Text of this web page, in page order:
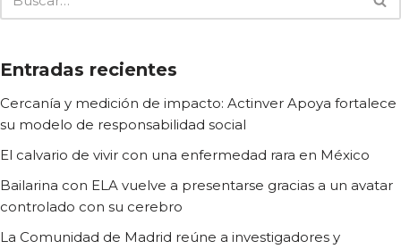
Entradas recientes
Cercanía y medición de impacto: Actinver Apoya fortalece
su modelo de responsabilidad social
El calvario de vivir con una enfermedad rara en México
Bailarina con ELA vuelve a presentarse gracias a un avatar
controlado con su cerebro
La Comunidad de Madrid reúne a investigadores y